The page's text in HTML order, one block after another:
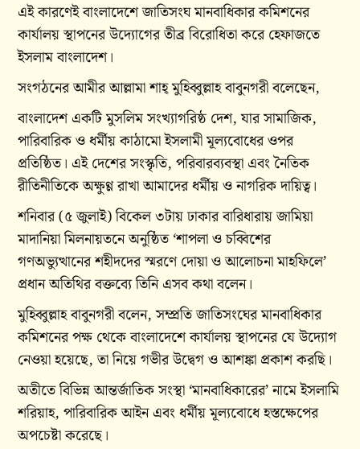
এই কারণেই বাংলাদেশে জাতিসংঘ মানবাধিকার কমিশনের
কার্যালয় স্থাপনের উদ্যোগের তীব্র বিরোধিতা করে হেফাজতে
ইসলাম বাংলাদেশ।
সংগঠনের আমীর আল্লামা শাহ্ মুহিব্বুল্লাহ বাবুনগরী বলেছেন,
বাংলাদেশ একটি মুসলিম সংখ্যাগরিষ্ঠ দেশ, যার সামাজিক,
পারিবারিক ও ধর্মীয় কাঠামো ইসলামী মূল্যবোধের ওপর
প্রতিষ্ঠিত। এই দেশের সংস্কৃতি, পরিবারব্যবস্থা এবং নৈতিক
রীতিনীতিকে অক্ষুণ্ণ রাখা আমাদের ধর্মীয় ও নাগরিক দায়িত্ব।
শনিবার (৫ জুলাই) বিকেল ৩টায় ঢাকার বারিধারায় জামিয়া
মাদানিয়া মিলনায়তনে অনুষ্ঠিত ‘শাপলা ও চব্বিশের
গণঅভ্যুত্থানের শহীদদের স্মরণে দোয়া ও আলোচনা মাহফিলে’
প্রধান অতিথির বক্তব্যে তিনি এসব কথা বলেন।
মুহিব্বুল্লাহ বাবুনগরী বলেন, সম্প্রতি জাতিসংঘের মানবাধিকার
কমিশনের পক্ষ থেকে বাংলাদেশে কার্যালয় স্থাপনের যে উদ্যোগ
নেওয়া হয়েছে, তা নিয়ে গভীর উদ্বেগ ও আশঙ্কা প্রকাশ করছি।
অতীতে বিভিন্ন আন্তর্জাতিক সংস্থা ‘মানবাধিকারের’ নামে ইসলামি
শরিয়াহ, পারিবারিক আইন এবং ধর্মীয় মূল্যবোধে হস্তক্ষেপের
অপচেষ্টা করেছে।